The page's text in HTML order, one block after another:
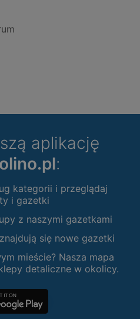
aplikację
:
kategorii i przeglądaj
i gazetki
z naszymi gazetkami
się nowe gazetki
mieście? Nasza mapa
detaliczne w okolicy.